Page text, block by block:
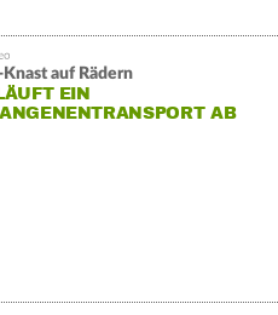
auf Rädern
EIN
AB